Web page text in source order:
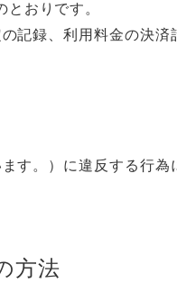
おりです。
記録、利用料金の決
す。）に違反する行為
方法